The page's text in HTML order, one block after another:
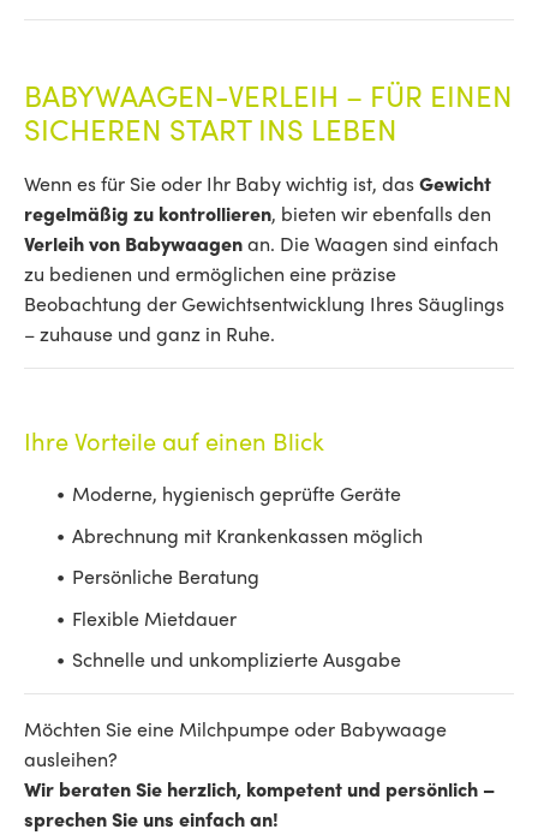
BABYWAAGEN-VERLEIH – FÜR EINEN
SICHEREN START INS LEBEN
Wenn es für Sie oder Ihr Baby wichtig ist, dasGewicht
regelmäßig zu kontrollieren, bieten wir ebenfalls den
Verleih von Babywaagenan. Die Waagen sind einfach
zu bedienen und ermöglichen eine präzise
Beobachtung der Gewichtsentwicklung Ihres Säuglings
– zuhause und ganz in Ruhe.
Ihre Vorteile auf einen Blick
Moderne, hygienisch geprüfte Geräte
Abrechnung mit Krankenkassen möglich
Persönliche Beratung
Flexible Mietdauer
Schnelle und unkomplizierte Ausgabe
Möchten Sie eine Milchpumpe oder Babywaage
ausleihen?
Wir beraten Sie herzlich, kompetent und persönlich –
sprechen Sie uns einfach an!